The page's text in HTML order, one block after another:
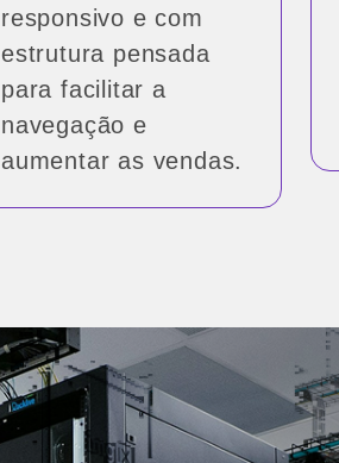
responsivo e com
estrutura pensada
para facilitar a
navegação e
aumentar as vendas.